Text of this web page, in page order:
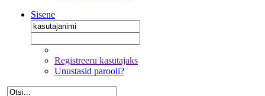
Sisene
Registreeru kasutajaks
Unustasid parooli?